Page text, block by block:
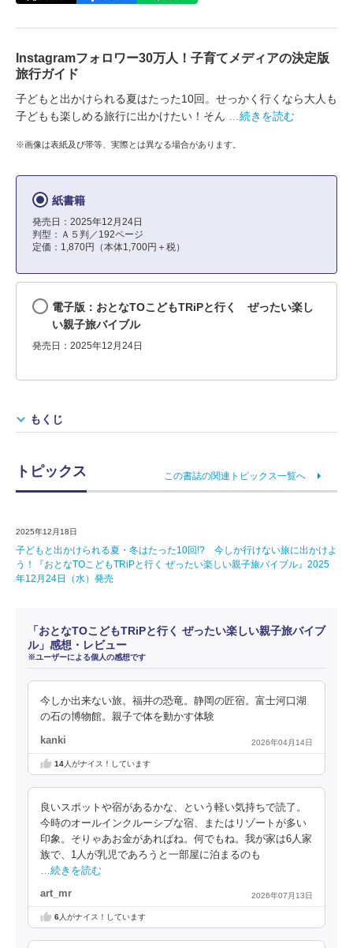
Instagramフォロワー30万人！子育てメディアの決定版
旅行ガイド
子どもと出かけられる夏はたった10回。せっかく行くなら大人も
子どもも楽しめる旅行に出かけたい！そん
…続きを読む
※画像は表紙及び帯等、実際とは異なる場合があります。
紙書籍
発売日：2025年12月24日
判型：Ａ５判／192ページ
定価：1,870円（本体1,700円＋税）
電子版：おとなTOこどもTRiPと行く ぜったい楽し
い親子旅バイブル
発売日：2025年12月24日
もくじ
トピックス この書誌の関連トピックス一覧へ
2025年12月18日
子どもと出かけられる夏・冬はたった10回!? 今しか行けない旅に出かけよ
う！『おとなTOこどもTRiPと行く ぜったい楽しい親子旅バイブル』2025
年12月24日（水）発売
「おとなTOこどもTRiPと行く ぜったい楽しい親子旅バイブ
ル」感想・レビュー
※ユーザーによる個人の感想です
今しか出来ない旅。福井の恐竜。静岡の匠宿。富士河口湖
の石の博物館。親子で体を動かす体験
kanki 2026年04月14日
14人がナイス！しています
良いスポットや宿があるかな、という軽い気持ちで読了。
今時のオールインクルーシブな宿、またはリゾートが多い
印象。そりゃあお金があればね。何でもね。我が家は6人家
族で、1人が乳児であろうと一部屋に泊まるのも
…続きを読む
art_mr 2026年07月13日
6人がナイス！しています